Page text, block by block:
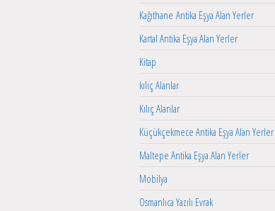
Kağıthane Antika Eşya Alan Yerler
Kartal Antika Eşya Alan Yerler
Kitap
kılıç Alanlar
Kılıç Alanlar
Küçükçekmece Antika Eşya Alan Yerler
Maltepe Antika Eşya Alan Yerler
Mobilya
Osmanlıca Yazılı Evrak